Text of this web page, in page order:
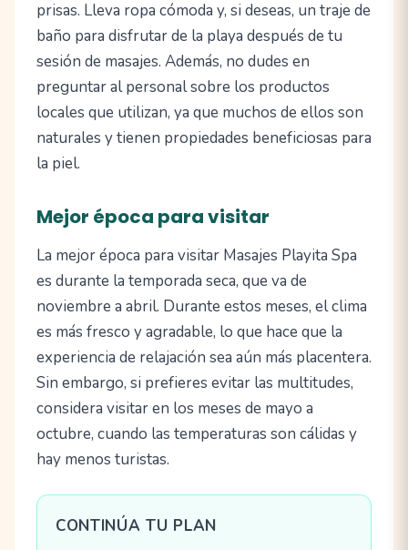
prisas. Lleva ropa cómoda y, si deseas, un traje de
baño para disfrutar de la playa después de tu
sesión de masajes. Además, no dudes en
preguntar al personal sobre los productos
locales que utilizan, ya que muchos de ellos son
naturales y tienen propiedades beneficiosas para
la piel.
Mejor época para visitar
La mejor época para visitar Masajes Playita Spa
es durante la temporada seca, que va de
noviembre a abril. Durante estos meses, el clima
es más fresco y agradable, lo que hace que la
experiencia de relajación sea aún más placentera.
Sin embargo, si prefieres evitar las multitudes,
considera visitar en los meses de mayo a
octubre, cuando las temperaturas son cálidas y
hay menos turistas.
CONTINÚA TU PLAN